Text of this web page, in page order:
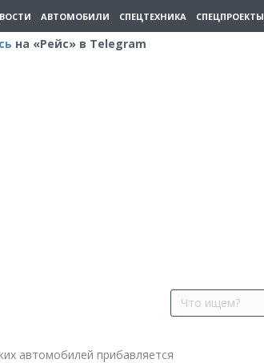
АВТОМОБИЛИ СПЕЦТЕХНИКА СПЕЦПРОЕКТЫ
на «Рейс» в Telegram
автомобилей прибавляется